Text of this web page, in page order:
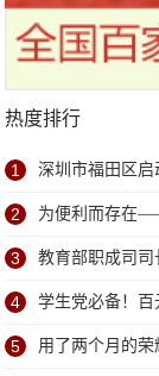
热度排行
1 深圳市福田区启
2 为便利而存在
3 教育部职成司
研
4 学生党必备！百
5 用了两个月的